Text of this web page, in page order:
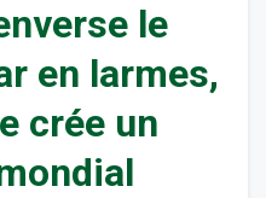
le
en larmes,
crée un